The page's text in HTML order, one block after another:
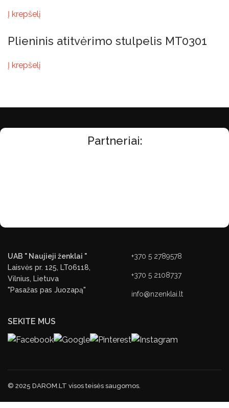
Į krepšelį
Plieninis atitvėrimo stulpelis MT0301
Į krepšelį
Partneriai:
UAB " Naujieji ženklai "
Laisvės pr. 125, LT06118,
Vilnius, Lietuva
"Pasažas pas Juozapą"
+370 5 2789578
+370 5 2108737
info@nzenklai.lt
SEKITE MUS
© 2025 DAROM.LT visos teisės saugomos.